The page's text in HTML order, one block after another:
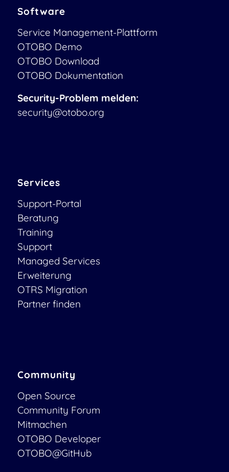
Software
Service Management-Plattform
OTOBO Demo
OTOBO Download
OTOBO Dokumentation
Security-Problem melden:
security@otobo.org
Services
Support-Portal
Beratung
Training
Support
Managed Services
Erweiterung
OTRS Migration
Partner finden
Community
Open Source
Community Forum
Mitmachen
OTOBO Developer
OTOBO@GitHub